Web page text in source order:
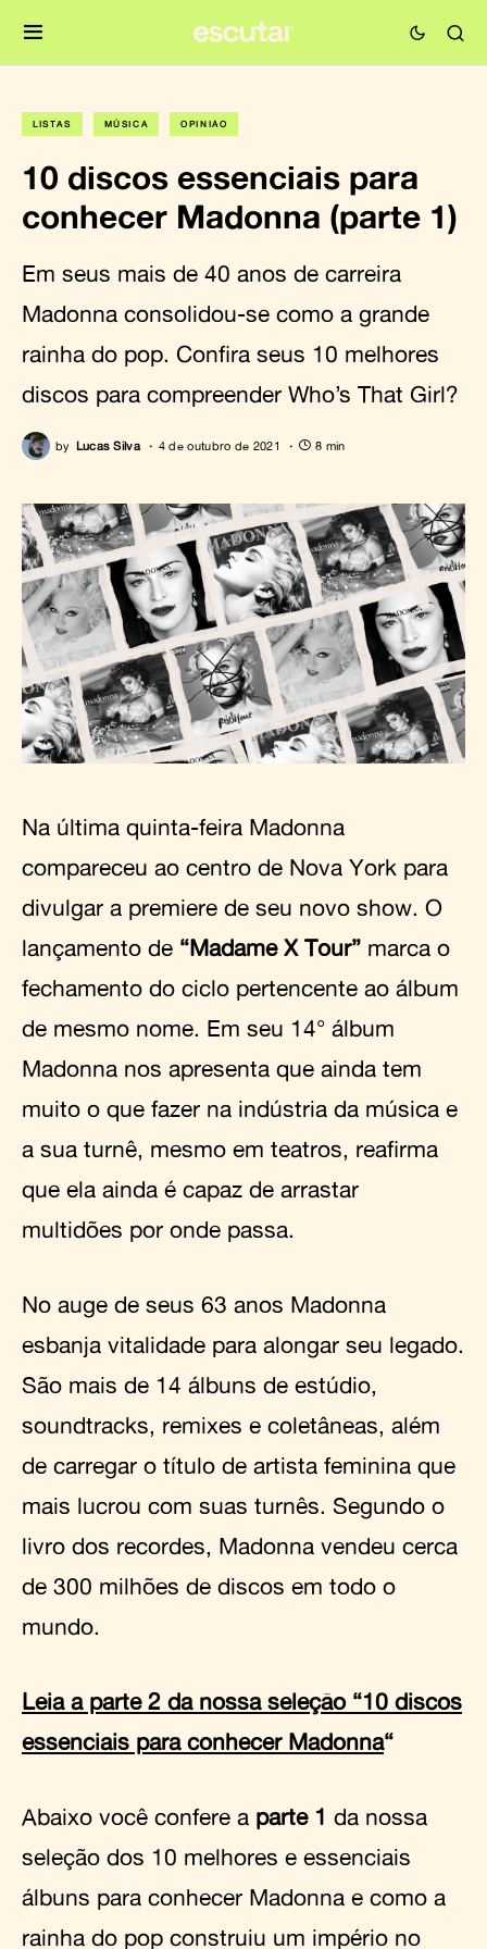
LISTAS MÚSICA OPINIÃO
10 discos essenciais para
conhecer Madonna (parte 1)
Em seus mais de 40 anos de carreira
Madonna consolidou-se como a grande
rainha do pop. Confira seus 10 melhores
discos para compreender Who’s That Girl?
by Lucas Silva 4 de outubro de 2021 8 min
Na última quinta-feira Madonna
compareceu ao centro de Nova York para
divulgar a premiere de seu novo show. O
lançamento de “Madame X Tour” marca o
fechamento do ciclo pertencente ao álbum
de mesmo nome. Em seu 14° álbum
Madonna nos apresenta que ainda tem
muito o que fazer na indústria da música e
a sua turnê, mesmo em teatros, reafirma
que ela ainda é capaz de arrastar
multidões por onde passa.
No auge de seus 63 anos Madonna
esbanja vitalidade para alongar seu legado.
São mais de 14 álbuns de estúdio,
soundtracks, remixes e coletâneas, além
de carregar o título de artista feminina que
mais lucrou com suas turnês. Segundo o
livro dos recordes, Madonna vendeu cerca
de 300 milhões de discos em todo o
mundo.
Leia a parte 2 da nossa seleção “10 discos
essenciais para conhecer Madonna“
Abaixo você confere a parte 1 da nossa
seleção dos 10 melhores e essenciais
álbuns para conhecer Madonna e como a
rainha do pop construiu um império no